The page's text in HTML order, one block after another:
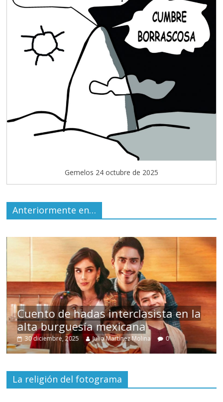
Gemelos 24 octubre de 2025
Anteriormente en…
Cuento de hadas interclasista en la
alta burguesía mexicana
30 diciembre, 2025 Julio Martínez Molina 0
La religión del fotograma